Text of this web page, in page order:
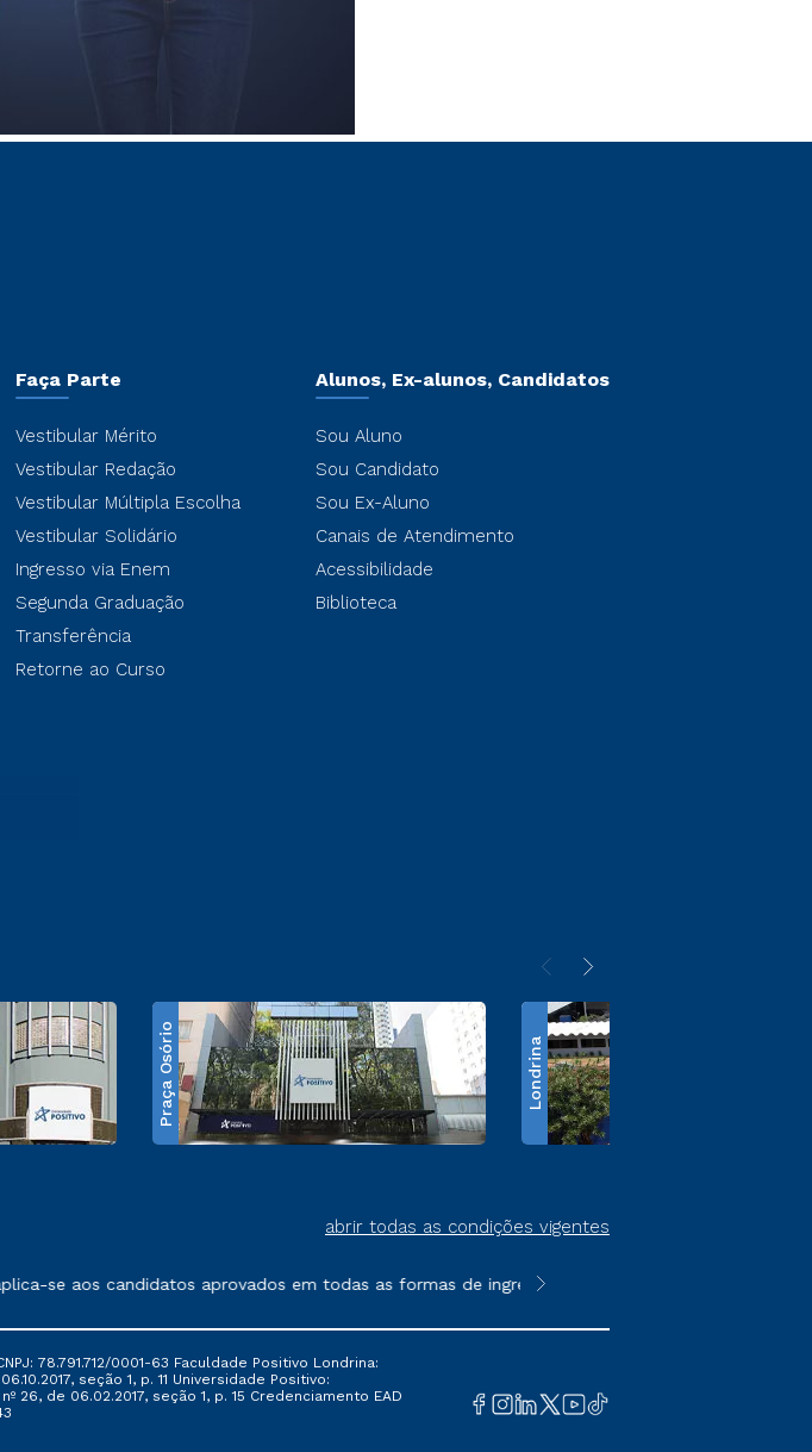
Faça Parte
Vestibular Mérito
Vestibular Redação
Vestibular Múltipla Escolha
Vestibular Solidário
Ingresso via Enem
Segunda Graduação
Transferência
Retorne ao Curso
Alunos, Ex-alunos, Candidatos
Sou Aluno
Sou Candidato
Sou Ex-Aluno
Canais de Atendimento
Acessibilidade
Biblioteca
Praça Osório Londrina
abrir todas as condições vigentes
de serviços
aos candidatos aprovados em todas as formas de ingresso, exceto na prova on-line ou
**Semipresencial é um formato do
78.791.712/0001-63 Faculdade Positivo Londrina:
seção 1, p. 11 Universidade Positivo:
26, de 06.02.2017, seção 1, p. 15 Credenciamento EAD